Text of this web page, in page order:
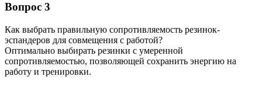
Вопрос 3
Как выбрать правильную сопротивляемость резинок-
эспандеров для совмещения с работой?
Оптимально выбирать резинки с умеренной
сопротивляемостью, позволяющей сохранить энергию на
работу и тренировки.